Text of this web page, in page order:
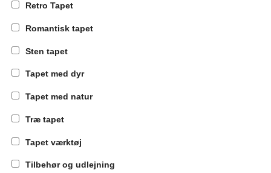
Retro Tapet
Romantisk tapet
Sten tapet
Tapet med dyr
Tapet med natur
Træ tapet
Tapet værktøj
Tilbehør og udlejning